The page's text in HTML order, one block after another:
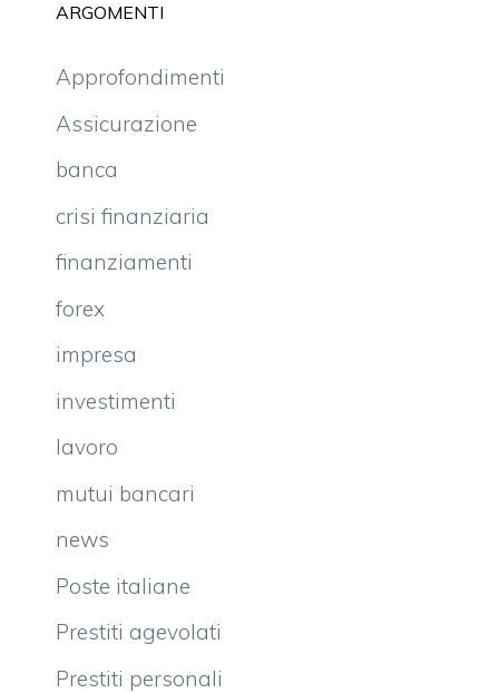
ARGOMENTI
Approfondimenti
Assicurazione
banca
crisi finanziaria
finanziamenti
forex
impresa
investimenti
lavoro
mutui bancari
news
Poste italiane
Prestiti agevolati
Prestiti personali